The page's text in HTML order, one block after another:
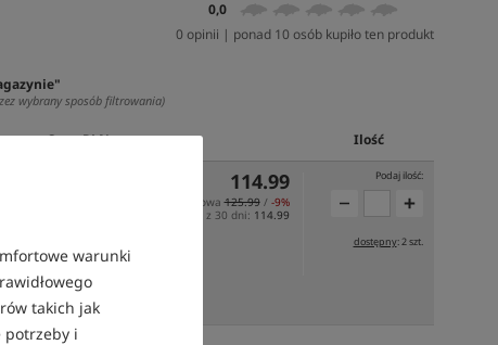
warunki
takich jak
potrzeby i
0,0
0 opinii | ponad 10 osób kupiło ten produkt
wybrany sposób filtrowania)
Cena PLN Ilość
114.99
Cena katalogowa125.99/ -9%
Min. cena z 30 dni: 114.99
Podaj ilość:
dostępny: 2 szt.